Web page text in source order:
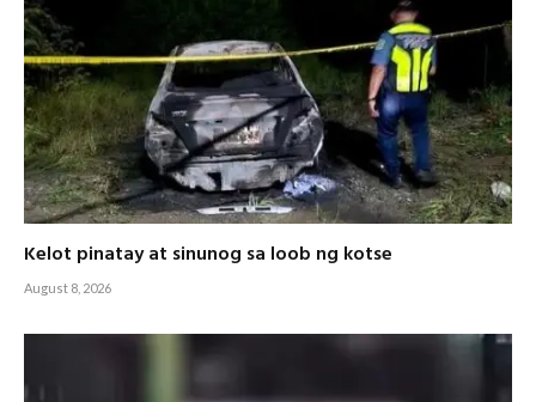
Kelot pinatay at sinunog sa loob ng kotse
August 8, 2026